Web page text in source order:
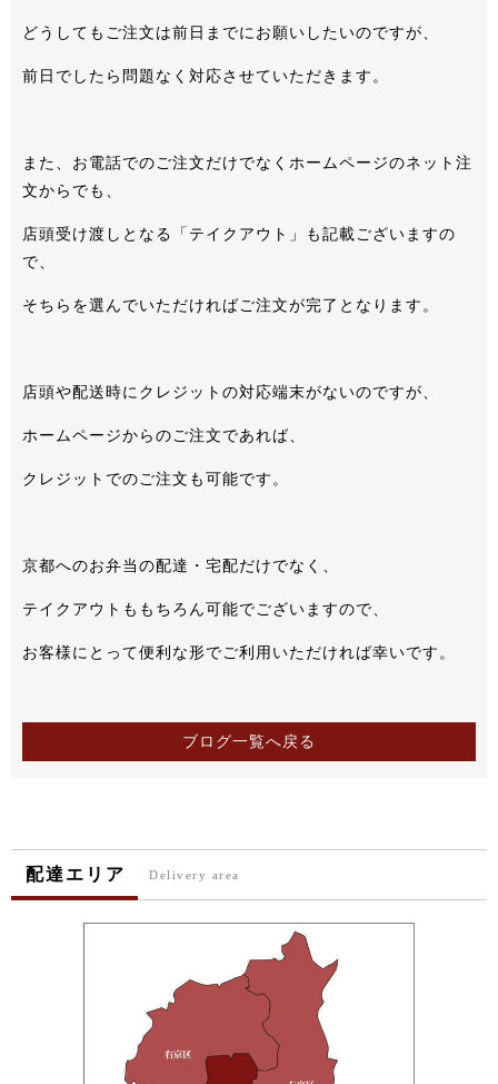
どうしてもご注文は前日までにお願いしたいのですが、
前日でしたら問題なく対応させていただきます。
また、お電話でのご注文だけでなくホームページのネット注
文からでも、
店頭受け渡しとなる「テイクアウト」も記載ございますの
で、
そちらを選んでいただければご注文が完了となります。
店頭や配送時にクレジットの対応端末がないのですが、
ホームページからのご注文であれば、
クレジットでのご注文も可能です。
京都へのお弁当の配達・宅配だけでなく、
テイクアウトももちろん可能でございますので、
お客様にとって便利な形でご利用いただければ幸いです。
ブログ一覧へ戻る
配達エリア Delivery area